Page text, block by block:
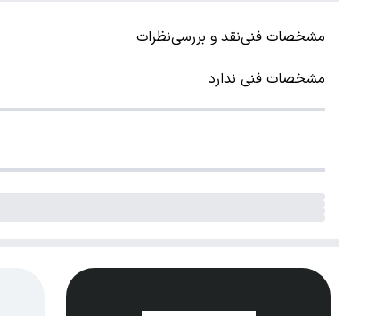
مشخصات فنینقد و بررسینظرات
مشخصات فنی ندارد